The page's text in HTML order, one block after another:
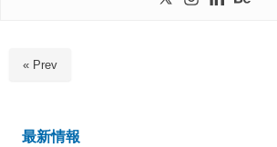
« Prev
最新情報